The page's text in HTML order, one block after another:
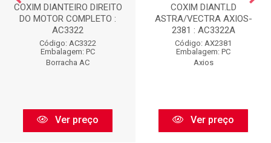
COXIM DIANTEIRO DIREITO
DO MOTOR COMPLETO :
AC3322
Código: AC3322
Embalagem: PC
Borracha AC
Ver preço
COXIM DIANT.LD
ASTRA/VECTRA AXIOS-
2381 : AC3322A
Código: AX2381
Embalagem: PC
Axios
Ver preço